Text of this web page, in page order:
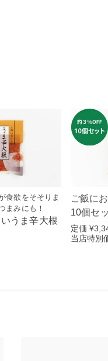
食欲をそそりま
まみにも！
うま辛大根
ご飯に
10個セ
定価 ¥
当店特別